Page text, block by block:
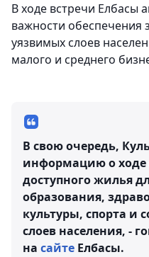
В ходе встречи Елбасы
важности
уязвимых слоев
малого и среднего
В свою очередь,
информацию о ходе
доступного жилья
образования,
культуры, спорта и
слоев населения, -
на сайте Елбасы.